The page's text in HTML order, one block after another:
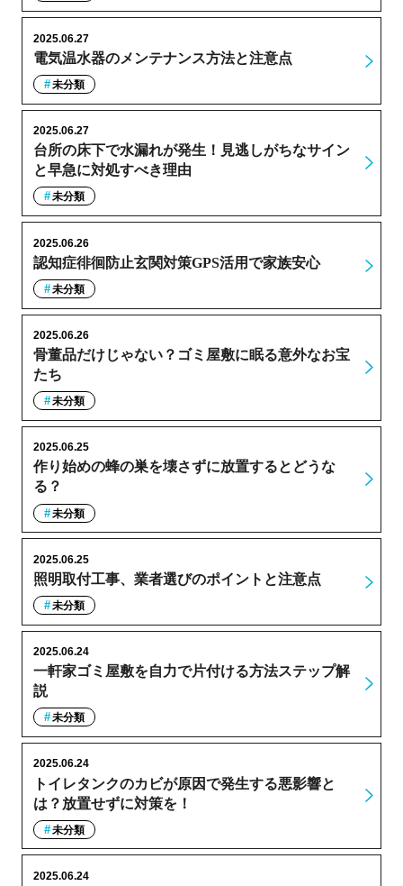
電気温水器のメンテナンス方法と注意点
2025.06.27
未分類
台所の床下で水漏れが発生！見逃しがちなサイン
と早急に対処すべき理由
2025.06.27
未分類
認知症徘徊防止玄関対策GPS活用で家族安心
2025.06.26
未分類
骨董品だけじゃない？ゴミ屋敷に眠る意外なお宝
たち
2025.06.26
未分類
作り始めの蜂の巣を壊さずに放置するとどうな
る？
2025.06.25
未分類
照明取付工事、業者選びのポイントと注意点
2025.06.25
未分類
一軒家ゴミ屋敷を自力で片付ける方法ステップ解
説
2025.06.24
未分類
トイレタンクのカビが原因で発生する悪影響と
は？放置せずに対策を！
2025.06.24
未分類
2025.06.24